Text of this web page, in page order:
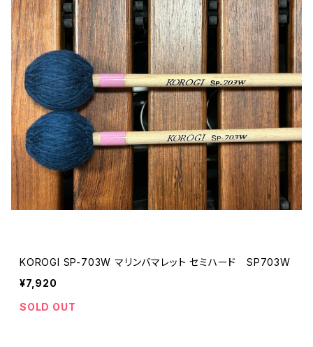
KOROGI SP-703W マリンバマレット セミハード SP703W
¥7,920
SOLD OUT